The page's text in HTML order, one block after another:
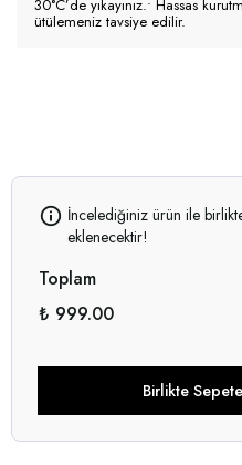
30°C’de yıkayınız.• Hassas
ütülemeniz tavsiye edilir.
İncelediğiniz ürün ile
eklenecektir!
Toplam
₺ 999.00
Birlikte